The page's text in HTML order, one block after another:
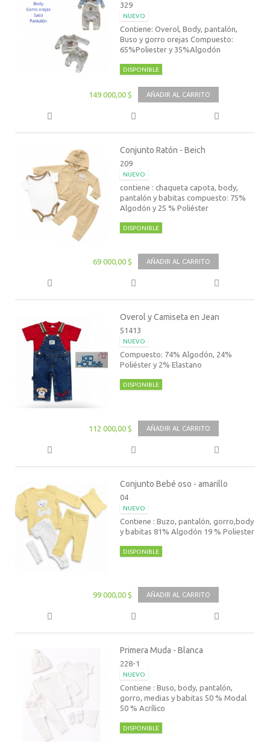
329
NUEVO
Contiene: Overol, Body, pantalón,
Buso y gorro orejas Compuesto:
65%Poliester y 35%Algodón
DISPONIBLE
149 000,00 $ AÑADIR AL CARRITO
Conjunto Ratón - Beich
209
NUEVO
contiene : chaqueta capota, body,
pantalón y babitas compuesto: 75%
Algodón y 25 % Poliéster
DISPONIBLE
69 000,00 $ AÑADIR AL CARRITO
Overol y Camiseta en Jean
51413
NUEVO
Compuesto: 74% Algodón, 24%
Poliéster y 2% Elastano
DISPONIBLE
112 000,00 $ AÑADIR AL CARRITO
Conjunto Bebé oso - amarillo
04
NUEVO
Contiene : Buzo, pantalón, gorro,body
y babitas 81% Algodón 19 % Poliester
DISPONIBLE
99 000,00 $ AÑADIR AL CARRITO
Primera Muda - Blanca
228-1
NUEVO
Contiene : Buso, body, pantalón,
gorro, medias y babitas 50 % Modal
50 % Acrílico
DISPONIBLE